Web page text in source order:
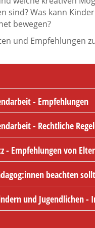
sind? Was kann
bewegen?
und Empfehlungen
- Empfehlungen
- Rechtliche
- Empfehlungen von
beachten
und Jugendlichen -